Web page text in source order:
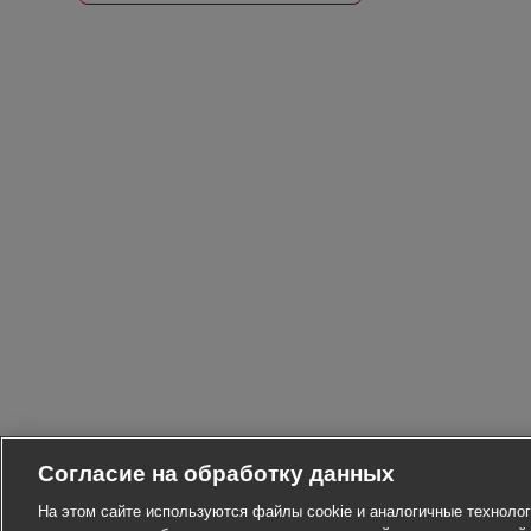
Согласие на обработку данных
На этом сайте используются файлы cookie и аналогичные